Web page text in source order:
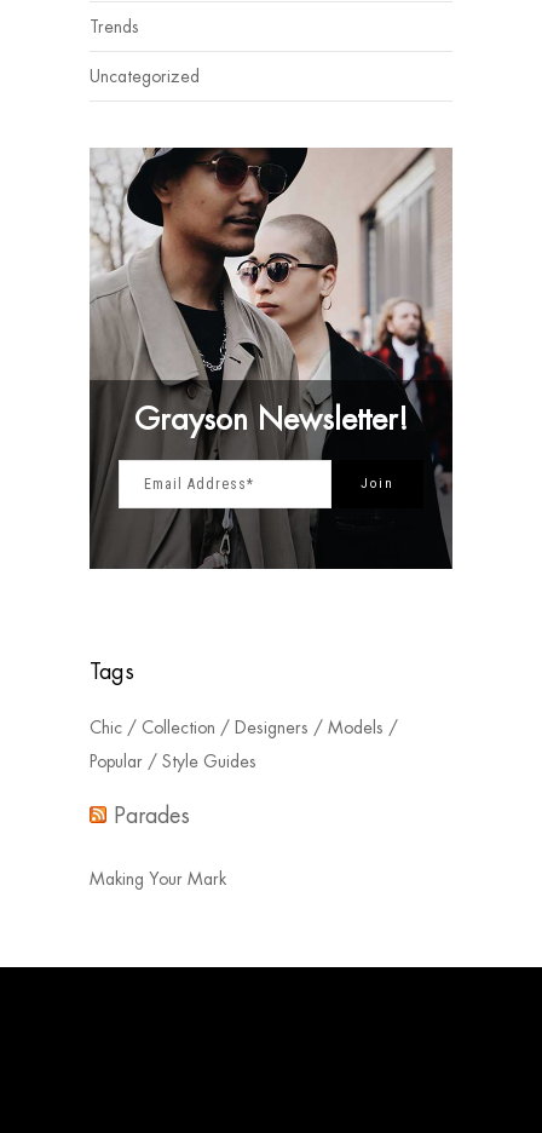
Trends
Uncategorized
Grayson Newsletter!
Tags
Chic Collection Designers
Models
Popular
Style Guides
Parades
Making Your Mark